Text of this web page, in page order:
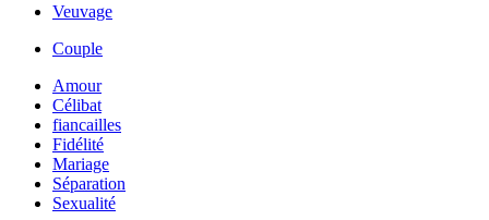
Veuvage
Couple
Amour
Célibat
fiancailles
Fidélité
Mariage
Séparation
Sexualité